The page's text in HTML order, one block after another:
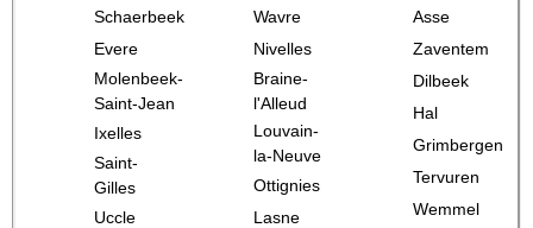
Schaerbeek
Evere
Molenbeek-
Saint-Jean
Ixelles
Saint-
Gilles
Uccle
Wavre
Nivelles
Braine-
l'Alleud
Louvain-
la-Neuve
Ottignies
Lasne
Asse
Zaventem
Dilbeek
Hal
Grimbergen
Tervuren
Wemmel